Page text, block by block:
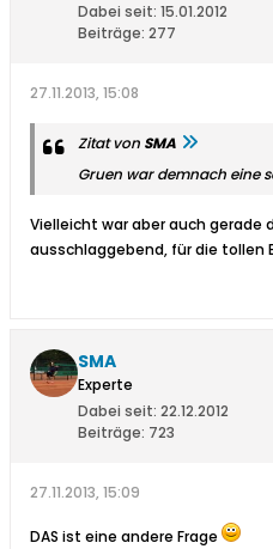
Dabei seit: 15.01.2012
Beiträge: 277
27.11.2013, 15:08
Zitat von SMA
Gruen war demnach eine
Vielleicht war aber auch gerade
ausschlaggebend, für die tollen
SMA
Experte
Dabei seit: 22.12.2012
Beiträge: 723
27.11.2013, 15:09
DAS ist eine andere Frage